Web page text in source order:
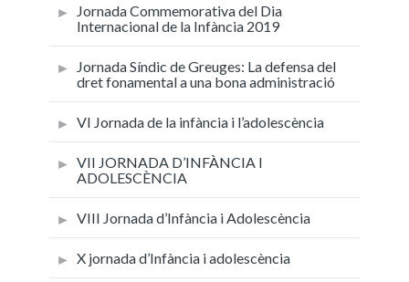
Jornada Commemorativa del Dia
Internacional de la Infància 2019
Jornada Síndic de Greuges: La defensa del
dret fonamental a una bona administració
VI Jornada de la infància i l’adolescència
VII JORNADA D’INFÀNCIA I
ADOLESCÈNCIA
VIII Jornada d’Infància i Adolescència
X jornada d’Infància i adolescència